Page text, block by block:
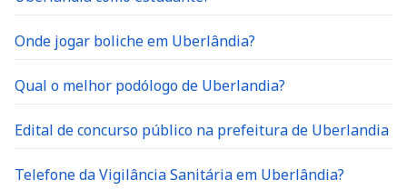
Onde jogar boliche em Uberlândia?
Qual o melhor podólogo de Uberlandia?
Edital de concurso público na prefeitura de Uberlandia
Telefone da Vigilância Sanitária em Uberlândia?